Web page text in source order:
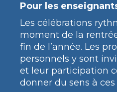
Pour les
Les célébrations
moment de la
fin de l’année. Les
personnels y sont
et leur participation
donner du sens à